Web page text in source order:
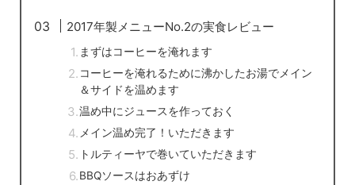
2017年製メニューNo.2の実食レビュー
まずはコーヒーを淹れます
コーヒーを淹れるために沸かしたお湯でメイン
＆サイドを温めます
温め中にジュースを作っておく
メイン温め完了！いただきます
トルティーヤで巻いていただきます
BBQソースはおあずけ